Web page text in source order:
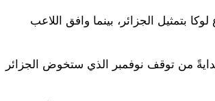
بتمثيل الجزائر، بينما وافق اللاعب
من توقف نوفمبر الذي ستخوض الجزائر